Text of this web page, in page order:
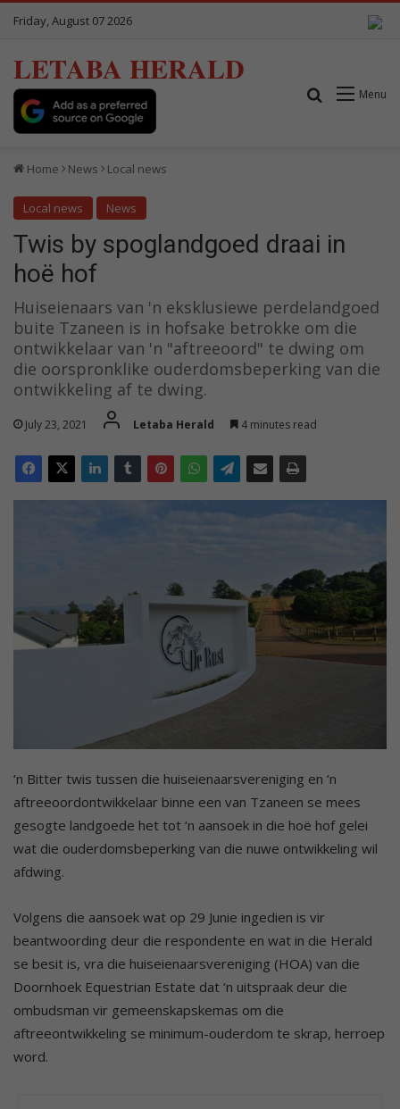
Friday, August 07 2026
LETABA HERALD
Menu
Search for
Home News Local news
Local news News
Twis by spoglandgoed draai in
hoë hof
Huiseienaars van 'n eksklusiewe perdelandgoed
buite Tzaneen is in hofsake betrokke om die
ontwikkelaar van 'n "aftreeoord" te dwing om
die oorspronklike ouderdomsbeperking van die
ontwikkeling af te dwing.
July 23, 2021 Letaba Herald 4 minutes read
‘n Bitter twis tussen die huiseienaarsvereniging en ‘n
aftreeoordontwikkelaar binne een van Tzaneen se mees
gesogte landgoede het tot ‘n aansoek in die hoë hof gelei
wat die ouderdomsbeperking van die nuwe ontwikkeling wil
afdwing.
Volgens die aansoek wat op 29 Junie ingedien is vir
beantwoording deur die respondente en wat in die Herald
se besit is, vra die huiseienaarsvereniging (HOA) van die
Doornhoek Equestrian Estate dat ‘n uitspraak deur die
ombudsman vir gemeenskapskemas om die
aftreeontwikkeling se minimum-ouderdom te skrap, herroep
word.